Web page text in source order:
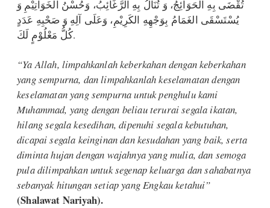
تُقْضَى بِهِ الْحَوَائِجُ، وَ تُنَالُ بِهِ الرَّغَائِبُ، وَحُسْنُ الْخَوَاتِيْمِ وَ
يُسْتَسْقَى الغَمَامُ بِوَجْهِهِ الكَرِيْمِ، وَعَلَى آلِهِ وَ صَحْبِهِ عَدَدٍ
كُلُّ مَعْلُوْمٍ لَكَ.
“Ya Allah, limpahkanlah keberkahan dengan keberkahan
yang sempurna, dan limpahkanlah keselamatan dengan
keselamatan yang sempurna untuk penghulu kami
Muhammad, yang dengan beliau terurai segala ikatan,
hilang segala kesedihan, dipenuhi segala kebutuhan,
dicapai segala keinginan dan kesudahan yang baik, serta
diminta hujan dengan wajahnya yang mulia, dan semoga
pula dilimpahkan untuk segenap keluarga dan sahabatnya
sebanyak hitungan setiap yang Engkau ketahui”
(Shalawat Nariyah).